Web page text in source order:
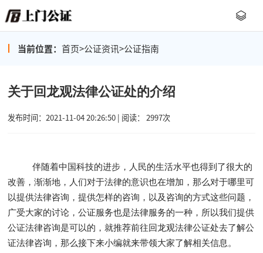
当前位置： 首页>公证资讯>公证指南
关于回龙观法律公证处的介绍
发布时间：2021-11-04 20:26:50 | 阅读： 2997次
伴随着中国科技的进步，人民的生活水平也得到了很大的
改善，渐渐地，人们对于法律的意识也在增加，那么对于哪里可
以提供法律咨询，提供怎样的咨询，以及咨询的方式这些问题，
广受大家的讨论，公证服务也是法律服务的一种，所以我们提供
公证法律咨询是可以的，就推荐前往回龙观法律公证处去了解公
证法律咨询，那么接下来小编就来带领大家了解相关信息。